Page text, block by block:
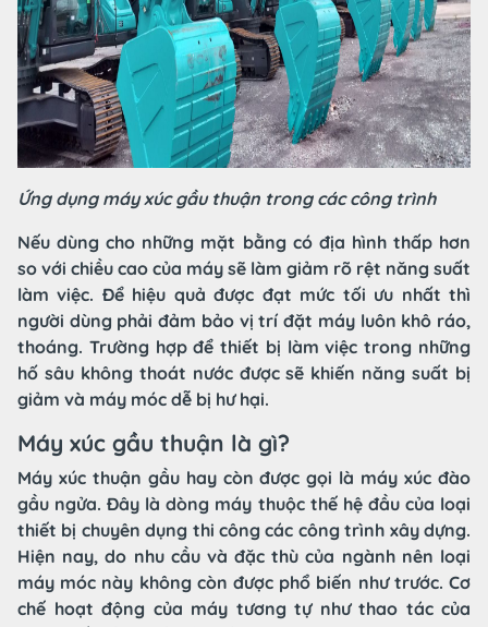
Ứng dụng máy xúc gầu thuận trong các công trình
Nếu dùng cho những mặt bằng có địa hình thấp hơn
so với chiều cao của máy sẽ làm giảm rõ rệt năng suất
làm việc. Để hiệu quả được đạt mức tối ưu nhất thì
người dùng phải đảm bảo vị trí đặt máy luôn khô ráo,
thoáng. Trường hợp để thiết bị làm việc trong những
hố sâu không thoát nước được sẽ khiến năng suất bị
giảm và máy móc dễ bị hư hại.
Máy xúc gầu thuận là gì?
Máy xúc thuận gầu hay còn được gọi là máy xúc đào
gầu ngửa. Đây là dòng máy thuộc thế hệ đầu của loại
thiết bị chuyên dụng thi công các công trình xây dựng.
Hiện nay, do nhu cầu và đặc thù của ngành nên loại
máy móc này không còn được phổ biến như trước. Cơ
chế hoạt động của máy tương tự như thao tác của